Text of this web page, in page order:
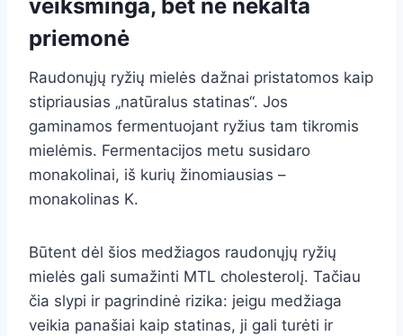
veiksminga, bet ne nekalta
priemonė
Raudonųjų ryžių mielės dažnai pristatomos kaip
stipriausias „natūralus statinas“. Jos
gaminamos fermentuojant ryžius tam tikromis
mielėmis. Fermentacijos metu susidaro
monakolinai, iš kurių žinomiausias –
monakolinas K.
Būtent dėl šios medžiagos raudonųjų ryžių
mielės gali sumažinti MTL cholesterolį. Tačiau
čia slypi ir pagrindinė rizika: jeigu medžiaga
veikia panašiai kaip statinas, ji gali turėti ir